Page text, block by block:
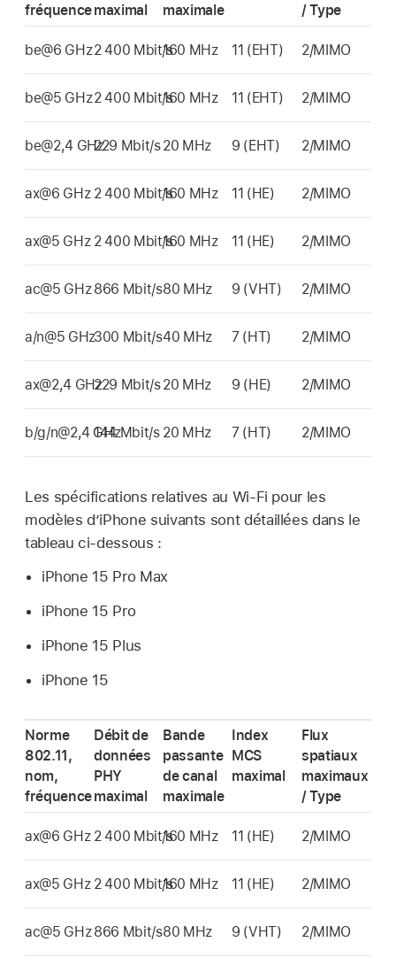
fréquencemaximal
maximale
/ Type
be@6 GHz2 400 Mbit/s160 MHz 11 (EHT) 2/MIMO
be@5 GHz2 400 Mbit/s160 MHz 11 (EHT) 2/MIMO
be@2,4 GHz229 Mbit/s20 MHz 9 (EHT) 2/MIMO
ax@6 GHz 2 400 Mbit/s160 MHz 11 (HE) 2/MIMO
ax@5 GHz 2 400 Mbit/s160 MHz 11 (HE) 2/MIMO
ac@5 GHz 866 Mbit/s80 MHz 9 (VHT) 2/MIMO
a/n@5 GHz300 Mbit/s40 MHz 7 (HT) 2/MIMO
ax@2,4 GHz229 Mbit/s20 MHz 9 (HE) 2/MIMO
b/g/n@2,4 GHz144 Mbit/s 20 MHz 7 (HT) 2/MIMO
Les spécifications relatives au Wi-Fi pour les
modèles d’iPhone suivants sont détaillées dans le
tableau ci-dessous :
iPhone 15 Pro Max
iPhone 15 Pro
iPhone 15 Plus
iPhone 15
Norme
802.11,
nom,
fréquence
Débit de
données
PHY
maximal
Bande
passante
de canal
maximale
Index
MCS
maximal
Flux
spatiaux
maximaux
/ Type
ax@6 GHz 2 400 Mbit/s160 MHz 11 (HE) 2/MIMO
ax@5 GHz 2 400 Mbit/s160 MHz 11 (HE) 2/MIMO
ac@5 GHz 866 Mbit/s80 MHz 9 (VHT) 2/MIMO